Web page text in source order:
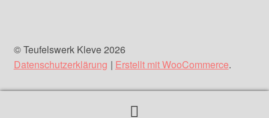
© Teufelswerk Kleve 2026
Datenschutzerklärung
Erstellt mit WooCommerce.